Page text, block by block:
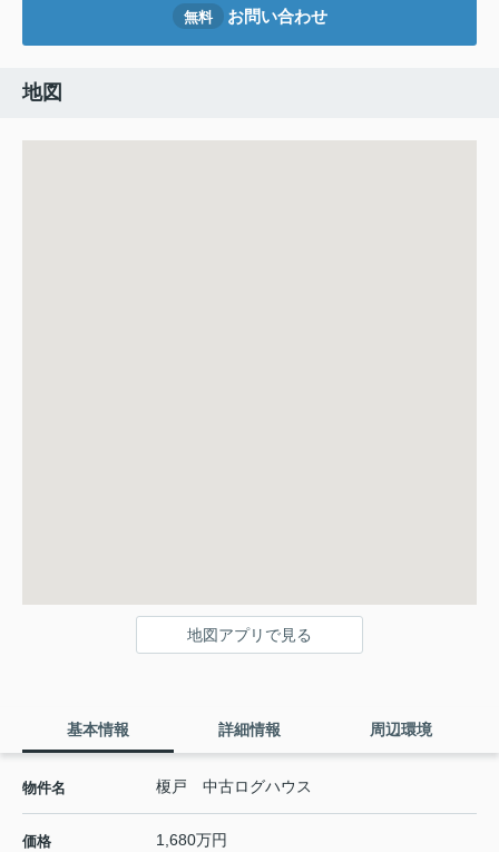
無料 お問い合わせ
地図
地図アプリで見る
基本情報 詳細情報 周辺環境
物件名 榎戸 中古ログハウス
価格 1,680万円